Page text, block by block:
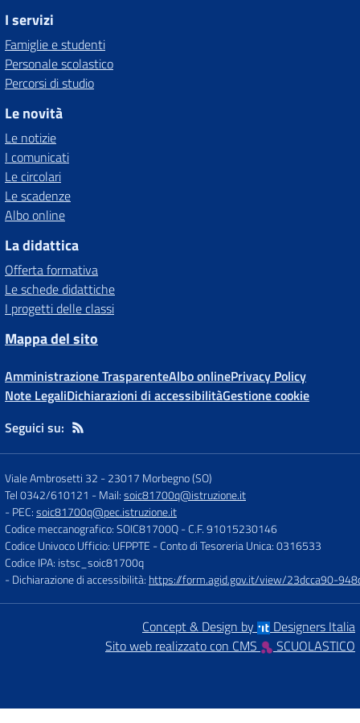
I servizi
Famiglie e studenti
Personale scolastico
Percorsi di studio
Le novità
Le notizie
I comunicati
Le circolari
Le scadenze
Albo online
La didattica
Offerta formativa
Le schede didattiche
I progetti delle classi
Mappa del sito
Amministrazione TrasparenteAlbo onlinePrivacy Policy
Note LegaliDichiarazioni di accessibilitàGestione cookie
Seguici su:
Viale Ambrosetti 32 -23017 Morbegno (SO)
Tel 0342/610121 - Mail:soic81700q@istruzione.it
- PEC:soic81700q@pec.istruzione.it
Codice meccanografico: SOIC81700Q- C.F. 91015230146
Codice Univoco Ufficio: UFPPTE - Conto di Tesoreria Unica: 0316533
Codice IPA: istsc_soic81700q
- Dichiarazione di accessibilità: https://form.agid.gov.it/view/23dcca90-
Concept & Design by
Designers Italia
Sito web realizzato con CMS
SCUOLASTICO